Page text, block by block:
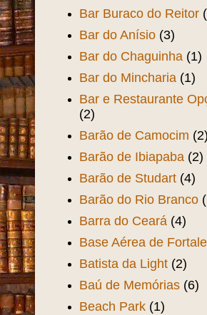
Bar Buraco do Reitor
Bar do Anísio (3)
Bar do Chaguinha (1)
Bar do Mincharia (1)
Bar e Restaurante
(2)
Barão de Camocim (2)
Barão de Ibiapaba (2)
Barão de Studart (4)
Barão do Rio Branco
Barra do Ceará (4)
Base Aérea de
Batista da Light (2)
Baú de Memórias (6)
Beach Park (1)